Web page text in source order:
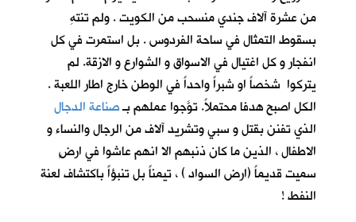
من عشرة آلاف جندي منسحب من الكويت . ولم تنتهِ
بسقوط التمثال في ساحة الفردوس . بل استمرت في كل
انفجار و كل اغتيال في الاسواق و الشوارع و الازقة. لم
يتركوا شخصاً او شبراً واحداً في الوطن خارج اطار اللعبة .
الكل اصبح هدفا محتملاً. توَّجوا عملهم بـصناعة الدجال
الذي تفنن بقتل و سبي وتشريد آلاف من الرجال والنساء و
الاطفال ، الذين ما كان ذنبهم الا انهم عاشوا في ارضٍ
سميت قديماً (ارض السواد ) ، تيمناً بل تنبؤاً باكتشاف لعنة
النفط !